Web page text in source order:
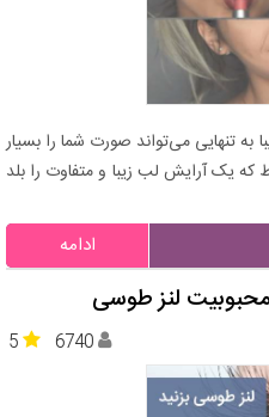
تنهایی می‌تواند صورت شما را بسیار
که یک آرایش لب زیبا و متفاوت را بلد
ادامه
محبوبیت لنز طوسی
5 6740